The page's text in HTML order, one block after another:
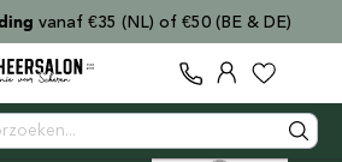
vanaf €35 (NL) of €50 (BE & DE)